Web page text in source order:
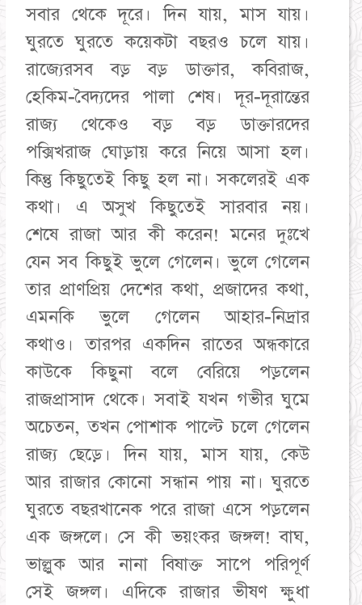
সবার থেকে দূরে। দিন যায়, মাস যায়।
ঘুরতে ঘুরতে কয়েকটা বছরও চলে যায়।
রাজ্যেরসব বড় বড় ডাক্তার, কবিরাজ,
হেকিম-বৈদ্যদের পালা শেষ। দূর-দূরান্তের
রাজ্য থেকেও বড় বড় ডাক্তারদের
পক্সিখরাজ ঘোড়ায় করে নিয়ে আসা হল।
কিন্তু কিছুতেই কিছু হল না। সকলেরই এক
কথা। এ অসুখ কিছুতেই সারবার নয়।
শেষে রাজা আর কী করেন! মনের দুঃখে
যেন সব কিছুই ভুলে গেলেন। ভুলে গেলেন
তার প্রাণপ্রিয় দেশের কথা, প্রজাদের কথা,
এমনকি ভুলে গেলেন আহার-নিদ্রার
কথাও। তারপর একদিন রাতের অন্ধকারে
কাউকে কিছুনা বলে বেরিয়ে পড়লেন
রাজপ্রাসাদ থেকে। সবাই যখন গভীর ঘুমে
অচেতন, তখন পোশাক পাল্টে চলে গেলেন
রাজ্য ছেড়ে। দিন যায়, মাস যায়, কেউ
আর রাজার কোনো সন্ধান পায় না। ঘুরতে
ঘুরতে বছরখানেক পরে রাজা এসে পড়লেন
এক জঙ্গলে। সে কী ভয়ংকর জঙ্গল! বাঘ,
ভাল্লুক আর নানা বিষাক্ত সাপে পরিপূর্ণ
সেই জঙ্গল। এদিকে রাজার ভীষণ ক্ষুধা